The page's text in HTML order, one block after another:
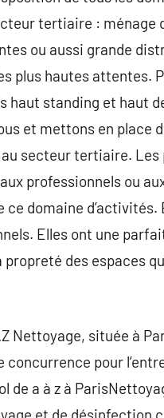
tertiaire : ménage
ou aussi grande
plus hautes attentes.
haut standing et haut
et mettons en
secteur tertiaire. Les
professionnels ou
domaine
Elles ont une
des espaces
Nettoyage, située à
pour
de a à z à